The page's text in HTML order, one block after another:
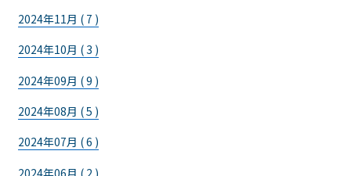
2024年11月 ( 7 )
2024年10月 ( 3 )
2024年09月 ( 9 )
2024年08月 ( 5 )
2024年07月 ( 6 )
2024年06月 ( 2 )